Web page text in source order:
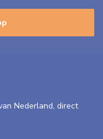
Nederland, direct